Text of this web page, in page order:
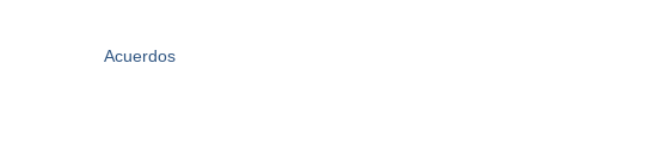
Acuerdos